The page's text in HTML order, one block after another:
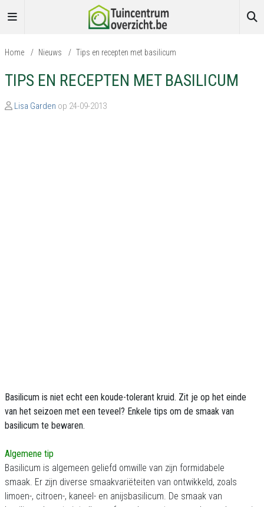
Home / Nieuws / Tips en recepten met basilicum
TIPS EN RECEPTEN MET BASILICUM
Lisa Garden op 24-09-2013
Basilicum is niet echt een koude-tolerant kruid. Zit je op het einde
van het seizoen met een teveel? Enkele tips om de smaak van
basilicum te bewaren.
Algemene tip
Basilicum is algemeen geliefd omwille van zijn formidabele
smaak. Er zijn diverse smaakvariëteiten van ontwikkeld, zoals
limoen-, citroen-, kaneel- en anijsbasilicum. De smaak van